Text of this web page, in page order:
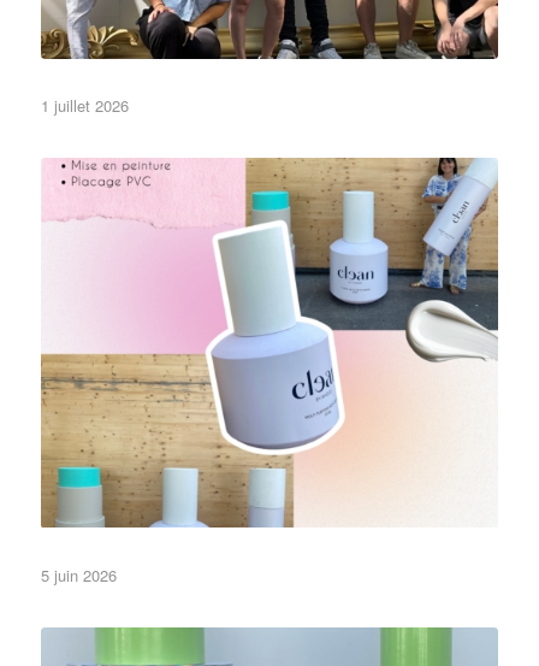
l’or !
•Festivals•
1 juillet 2026
factices cosmétiques des grands, des gros
•Objets•
5 juin 2026